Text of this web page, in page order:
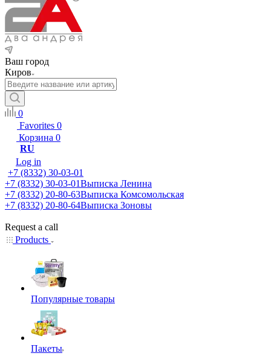
Ваш город
Киров
0
Favorites 0
Корзина 0
RU
Log in
+7 (8332) 30-03-01
+7 (8332) 30-03-01Выписка Ленина
+7 (8332) 20-80-63Выписка Комсомольская
+7 (8332) 20-80-64Выписка Зоновы
Request a call
Products
Популярные товары
Пакеты